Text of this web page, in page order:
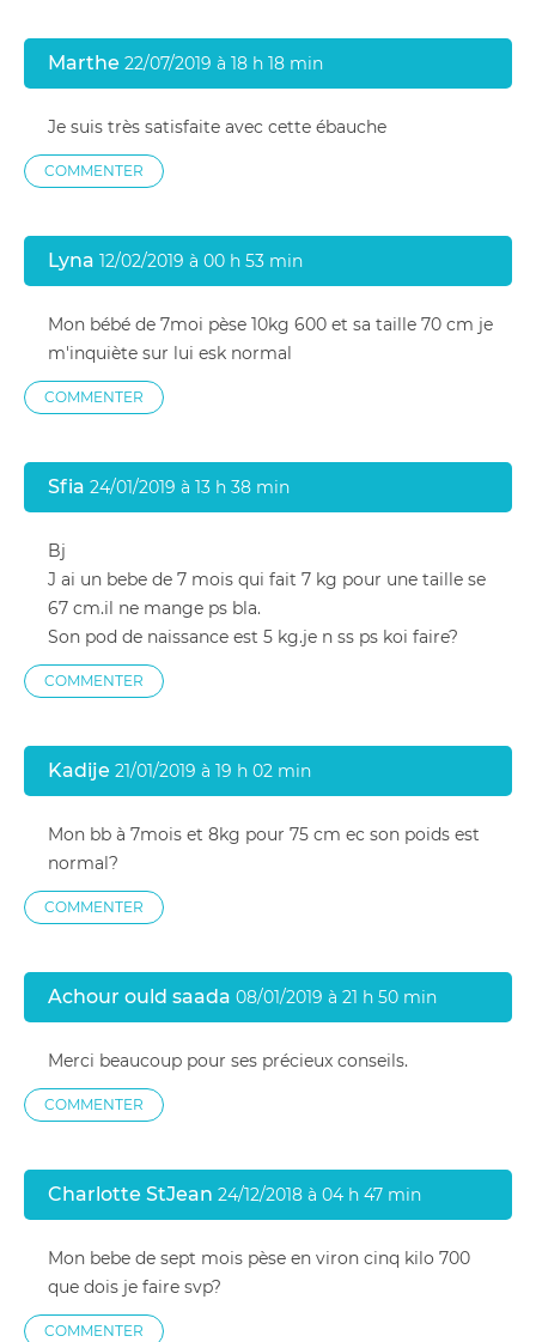
Marthe 22/07/2019 à 18 h 18 min
Je suis très satisfaite avec cette ébauche
COMMENTER
Lyna 12/02/2019 à 00 h 53 min
Mon bébé de 7moi pèse 10kg 600 et sa taille 70 cm je
m'inquiète sur lui esk normal
COMMENTER
Sfia 24/01/2019 à 13 h 38 min
Bj
J ai un bebe de 7 mois qui fait 7 kg pour une taille se
67 cm.il ne mange ps bla.
Son pod de naissance est 5 kg.je n ss ps koi faire?
COMMENTER
Kadije 21/01/2019 à 19 h 02 min
Mon bb à 7mois et 8kg pour 75 cm ec son poids est
normal?
COMMENTER
Achour ould saada 08/01/2019 à 21 h 50 min
Merci beaucoup pour ses précieux conseils.
COMMENTER
Charlotte StJean 24/12/2018 à 04 h 47 min
Mon bebe de sept mois pèse en viron cinq kilo 700
que dois je faire svp?
COMMENTER